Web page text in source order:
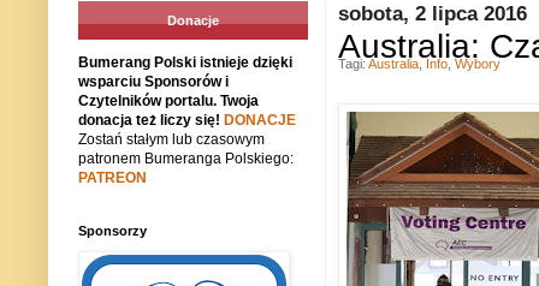
sobota, 2 lipca 2016
Australia:
Tagi: Australia Info Wybory
Donacje
Bumerang Polski istnieje dzięki
wsparciu Sponsorów i
Czytelników portalu. Twoja
donacja też liczy się! DONACJE
Zostań stałym lub czasowym
patronem Bumeranga Polskiego:
PATREON
Sponsorzy